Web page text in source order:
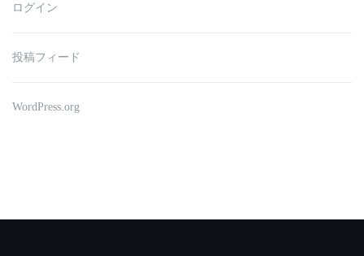
ログイン
投稿フィード
WordPress.org